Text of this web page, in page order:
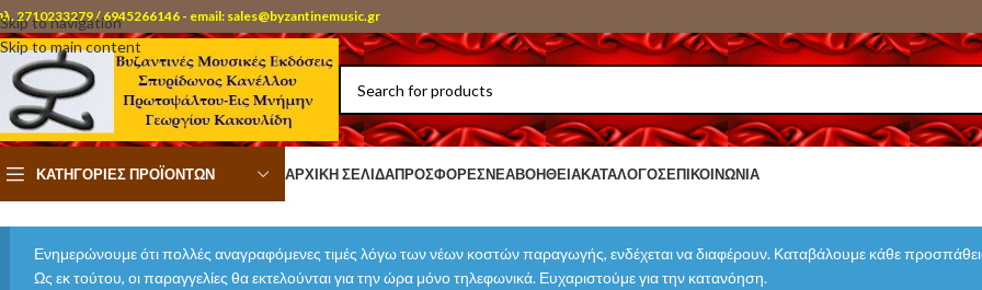
Skip to navigation
Skip to main content
2710233279 / 6945266146 - email: sales@byzantinemusic.gr
ΚΑΤΗΓΟΡΊΕΣ ΠΡΟΪΌΝΤΩΝ ΑΡΧΙΚΉ ΣΕΛΊΔΑΠΡΟΣΦΟΡΈΣΝΈΑΒΟΉΘΕΙΑΚΑΤΆΛΟΓΟΣΕΠΙΚΟΙΝΩΝΊΑ
Ενημερώνουμε ότι πολλές αναγραφόμενες τιμές λόγω των νέων κοστών παραγωγής, ενδέχεται να διαφέρουν. Καταβάλουμε κάθε
Ως εκ τούτου, οι παραγγελίες θα εκτελούνται για την ώρα μόνο τηλεφωνικά. Ευχαριστούμε για την κατανόηση.